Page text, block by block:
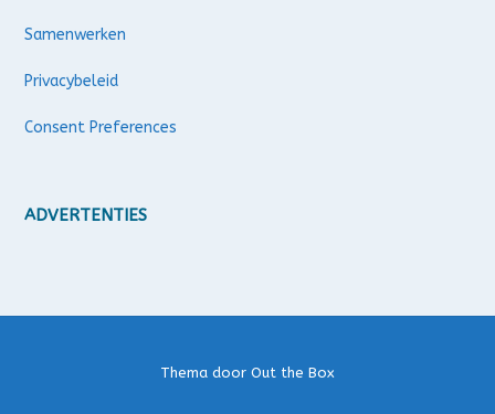
Samenwerken
Privacybeleid
Consent Preferences
ADVERTENTIES
Thema door Out the Box